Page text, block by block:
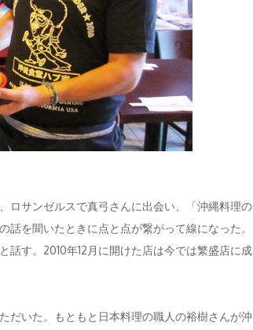
ロサンゼルスで真弓さんに出会い、「沖縄料理の
を聞いたときに点と点が繋がって線になった。
話す。2010年12月に開けた店は今では繁盛店に成
だいた。もともと日本料理の職人の裕樹さんが沖